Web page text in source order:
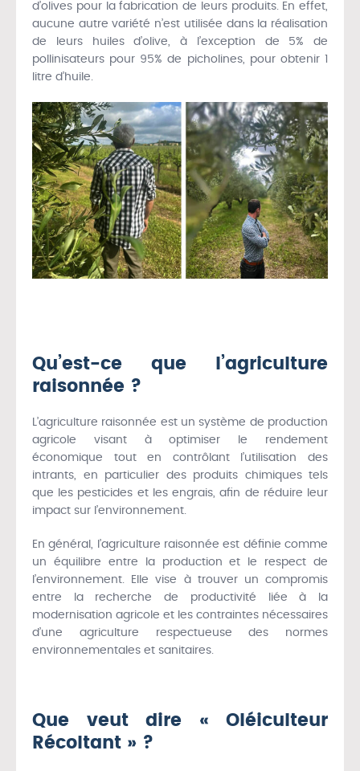
d’olives pour la fabrication de leurs produits. En effet,
aucune autre variété n’est utilisée dans la réalisation
de leurs huiles d’olive, à l’exception de 5% de
pollinisateurs pour 95% de picholines, pour obtenir 1
litre d’huile.
Qu’est-ce que l’agriculture
raisonnée ?
L’agriculture raisonnée est un système de production
agricole visant à optimiser le rendement
économique tout en contrôlant l’utilisation des
intrants, en particulier des produits chimiques tels
que les pesticides et les engrais, afin de réduire leur
impact sur l’environnement.
En général, l’agriculture raisonnée est définie comme
un équilibre entre la production et le respect de
l’environnement. Elle vise à trouver un compromis
entre la recherche de productivité liée à la
modernisation agricole et les contraintes nécessaires
d’une agriculture respectueuse des normes
environnementales et sanitaires.
Que veut dire « Oléiculteur
Récoltant » ?